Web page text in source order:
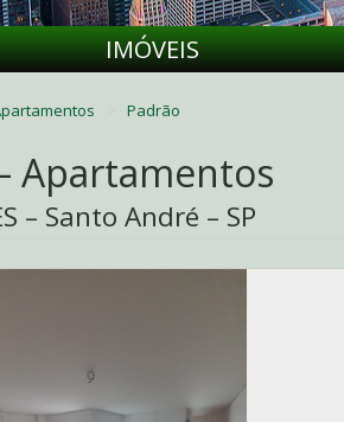
IMÓVEIS
Padrão
Apartamentos
– Santo André – SP